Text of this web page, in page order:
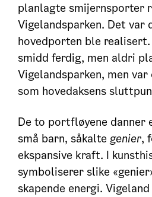
planlagte smijernsporter
Vigelandsparken. Det var
hovedporten ble realisert.
smidd ferdig, men aldri
Vigelandsparken, men
som hovedaksens
De to portfløyene danner
små barn, såkalte genier,
ekspansive kraft. I
symboliserer slike
skapende energi.